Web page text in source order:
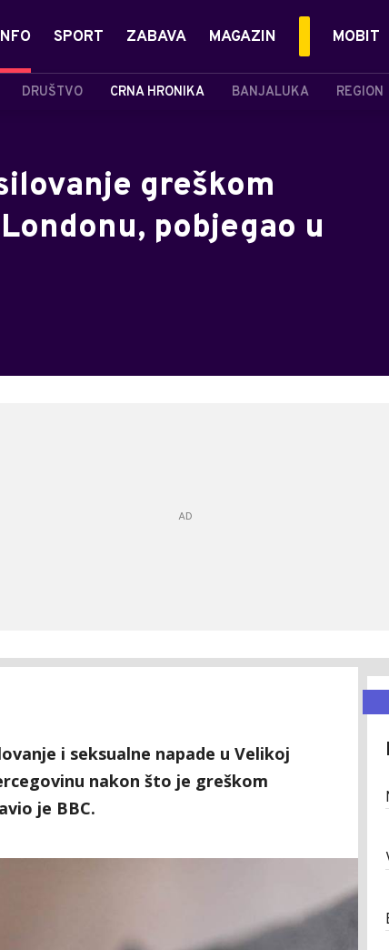
DRUŠTVO CRNA HRONIKA BANJALUKA REGION
SPORT ZABAVA MAGAZIN MOBIT
greškom
pobjegao u
i seksualne napade u Velikoj
nakon što je greškom
je BBC.